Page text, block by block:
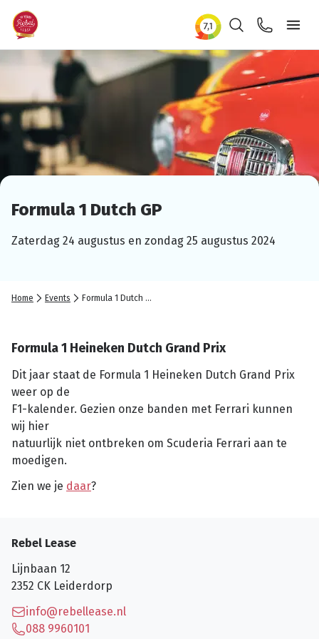
ZoekenContact
Formula 1 Dutch GP
Zaterdag 24 augustus en zondag 25 augustus 2024
Home Events Formula 1 Dutch GP
Formula 1 Heineken Dutch Grand Prix
Dit jaar staat de Formula 1 Heineken Dutch Grand Prix
weer op de
F1-kalender. Gezien onze banden met Ferrari kunnen
wij hier
natuurlijk niet ontbreken om Scuderia Ferrari aan te
moedigen.
Zien we je daar?
Rebel Lease
Lijnbaan 12
2352 CK Leiderdorp
info@rebellease.nl
088 9960101